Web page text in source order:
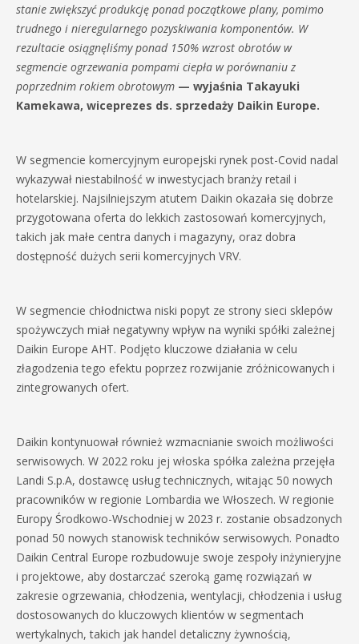
stanie zwiększyć produkcję ponad początkowe plany, pomimo
trudnego i nieregularnego pozyskiwania komponentów. W
rezultacie osiągnęliśmy ponad 150% wzrost obrotów w
segmencie ogrzewania pompami ciepła w porównaniu z
poprzednim rokiem obrotowym — wyjaśnia Takayuki
Kamekawa, wiceprezes ds. sprzedaży Daikin Europe.
W segmencie komercyjnym europejski rynek post-Covid nadal
wykazywał niestabilność w inwestycjach branży retail i
hotelarskiej. Najsilniejszym atutem Daikin okazała się dobrze
przygotowana oferta do lekkich zastosowań komercyjnych,
takich jak małe centra danych i magazyny, oraz dobra
dostępność dużych serii komercyjnych VRV.
W segmencie chłodnictwa niski popyt ze strony sieci sklepów
spożywczych miał negatywny wpływ na wyniki spółki zależnej
Daikin Europe AHT. Podjęto kluczowe działania w celu
złagodzenia tego efektu poprzez rozwijanie zróżnicowanych i
zintegrowanych ofert.
Daikin kontynuował również wzmacnianie swoich możliwości
serwisowych. W 2022 roku jej włoska spółka zależna przejęła
Landi S.p.A, dostawcę usług technicznych, witając 50 nowych
pracowników w regionie Lombardia we Włoszech. W regionie
Europy Środkowo-Wschodniej w 2023 r. zostanie obsadzonych
ponad 50 nowych stanowisk techników serwisowych. Ponadto
Daikin Central Europe rozbudowuje swoje zespoły inżynieryjne
i projektowe, aby dostarczać szeroką gamę rozwiązań w
zakresie ogrzewania, chłodzenia, wentylacji, chłodzenia i usług
dostosowanych do kluczowych klientów w segmentach
wertykalnych, takich jak handel detaliczny żywnością,